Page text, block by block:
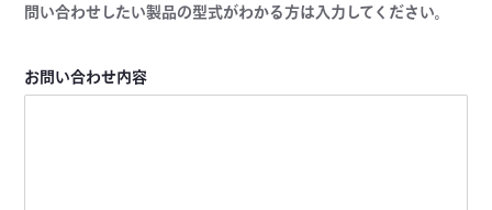
問い合わせしたい製品の型式がわかる方は入力してください。
お問い合わせ内容